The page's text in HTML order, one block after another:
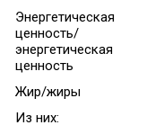
Энергетическая
ценность/
энергетическая
ценность
Жир/жиры
Из них: